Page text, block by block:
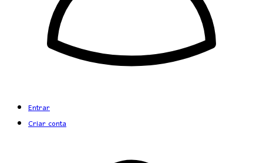
Entrar
Criar conta